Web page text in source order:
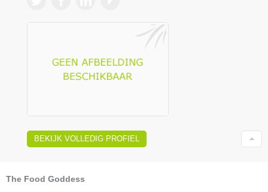
BEKIJK VOLLEDIG PROFIEL
The Food Goddess